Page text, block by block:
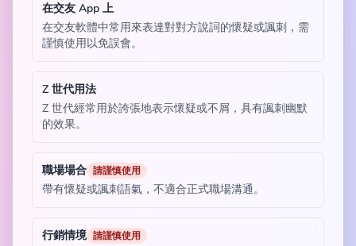
在交友 App 上
在交友軟體中常用來表達對對方說詞的懷疑或諷刺，需
謹慎使用以免誤會。
Z 世代用法
Z 世代經常用於誇張地表示懷疑或不屑，具有諷刺幽默
的效果。
職場場合 請謹慎使用
帶有懷疑或諷刺語氣，不適合正式職場溝通。
行銷情境 請謹慎使用